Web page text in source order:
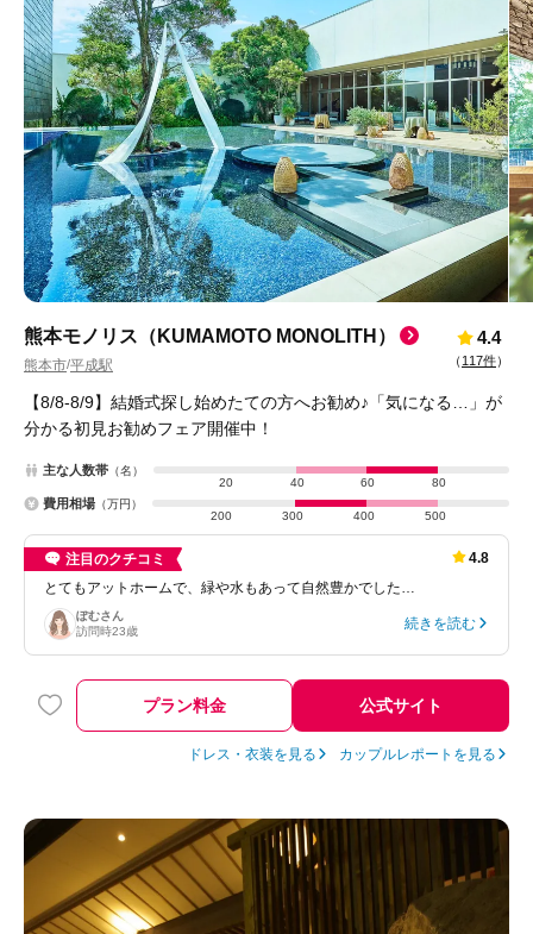
熊本モノリス（KUMAMOTO MONOLITH）
熊本市/平成駅
4.4
（ 117件）
【8/8-8/9】結婚式探し始めたての方へお勧め♪「気になる…」が
分かる初見お勧めフェア開催中！
主な人数帯 （名）
20
40 60 80
費用相場 （万円）
200
300 400 500
注目のクチコミ
4.8
とてもアットホームで、緑や水もあって自然豊かでした…
ぽむさん
訪問時23歳 続きを読む
プラン料金 公式サイト
ドレス・衣装を見る カップルレポートを見る